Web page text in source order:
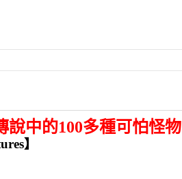
說中的100多種可怕怪物
】